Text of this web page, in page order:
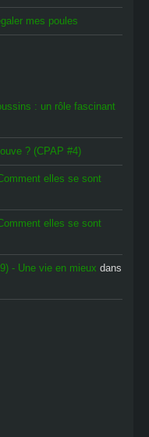
mes poules
: un rôle fascinant
? (CPAP #4)
elles se sont
elles se sont
- Une vie en mieux dans